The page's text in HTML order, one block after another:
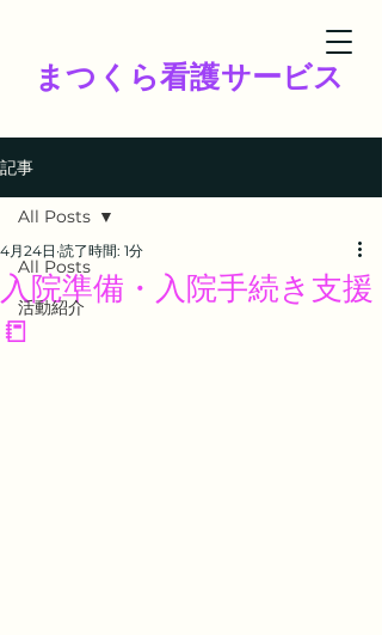
まつくら看護サービス
記事
All Posts
活動紹介
All Posts
入院準備・入院手続き支援
📒
4月24日 読了時間: 1分